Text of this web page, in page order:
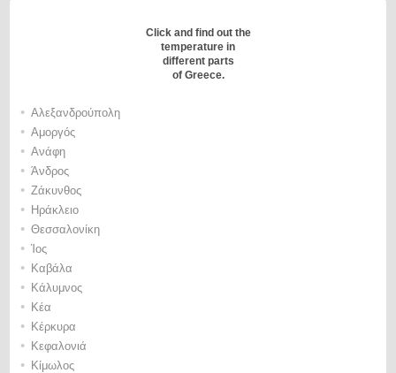
Click and find out the
temperature in
different parts
of Greece.
• Αλεξανδρούπολη
• Αμοργός
• Ανάφη
• Άνδρος
• Ζάκυνθος
• Ηράκλειο
• Θεσσαλονίκη
• Ίος
• Καβάλα
• Κάλυμνος
• Κέα
• Κέρκυρα
• Κεφαλονιά
• Κίμωλος